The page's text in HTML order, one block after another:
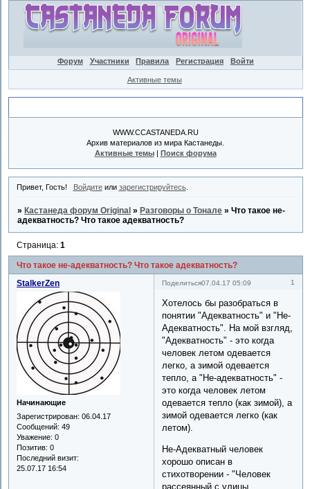
Форум Участники Правила Регистрация Войти
Активные темы
WWW.CCASTANEDA.RU
Архив материалов из мира Кастанеды.
Активные темы| Поиск форума
Привет, Гость! Войдитеили зарегистрируйтесь.
» Кастанеда форум Original » Разговоры о Тонале »Что такое не-
адекватность? Что такое адекватность?
Что такое не-адекватность? Что такое адекватность?
Страница:1
Поделиться 1
07.04.17 05:09
StalkerZen
Начинающие
Зарегистрирован: 06.04.17
Сообщений: 49
Уважение: 0
Позитив: 0
Последний визит:
25.07.17 16:54
Хотелось бы разобраться в
понятии "Адекватность" и "Не-
Адекватность". На мой взгляд,
"Адекватность" - это когда
человек летом одевается
легко, а зимой одевается
тепло, а "Не-адекватность" -
это когда человек летом
одевается тепло (как зимой), а
зимой одевается легко (как
летом).
Не-Адекватный человек
хорошо описан в
стихотворении - "Человек
рассеянный с улицы